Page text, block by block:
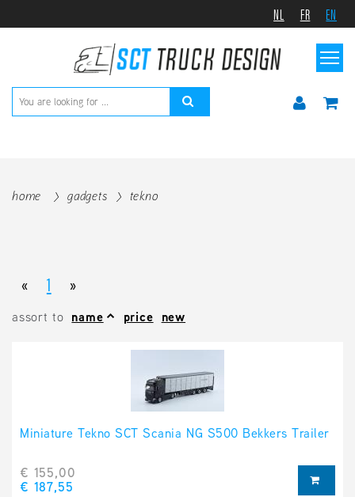
NL FR EN
home gadgets tekno
« 1 »
assort to name price new
Miniature Tekno SCT Scania NG S500 Bekkers Trailer
€ 155,00
€ 187,55